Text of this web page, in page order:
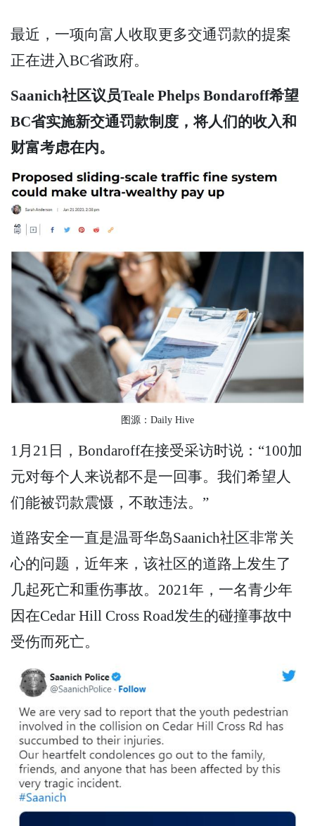
最近，一项向富人收取更多交通罚款的提案
正在进入BC省政府。
Saanich社区议员Teale Phelps Bondaroff希望
BC省实施新交通罚款制度，将人们的收入和
财富考虑在内。
图源：Daily Hive
1月21日，Bondaroff在接受采访时说：“100加
元对每个人来说都不是一回事。我们希望人
们能被罚款震慑，不敢违法。”
道路安全一直是温哥华岛Saanich社区非常关
心的问题，近年来，该社区的道路上发生了
几起死亡和重伤事故。2021年，一名青少年
因在Cedar Hill Cross Road发生的碰撞事故中
受伤而死亡。